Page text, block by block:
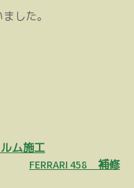
した。
ム施工
FERRARI 458 補修